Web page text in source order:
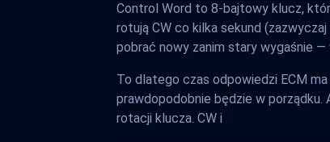
Control Word to 8-bajtowy klucz,
rotują CW co kilka sekund
pobrać nowy zanim stary wygaśnie —
To dlatego czas odpowiedzi ECM
prawdopodobnie będzie w
rotacji klucza. CW i